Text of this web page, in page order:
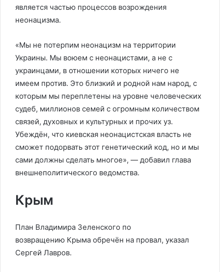
является частью процессов возрождения
неонацизма.
«Мы не потерпим неонацизм на территории
Украины. Мы воюем с неонацистами, а не с
украинцами, в отношении которых ничего не
имеем против. Это близкий и родной нам народ, с
которым мы переплетены на уровне человеческих
судеб, миллионов семей с огромным количеством
связей, духовных и культурных и прочих уз.
Убеждён, что киевская неонацистская власть не
сможет подорвать этот генетический код, но и мы
сами должны сделать многое», — добавил глава
внешнеполитического ведомства.
Крым
План Владимира Зеленского по
возвращению Крыма обречён на провал, указал
Сергей Лавров.